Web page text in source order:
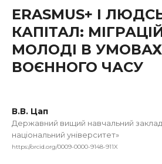
ERASMUS+ І
КАПІТАЛ:
МОЛОДІ В УМОВАХ
ВОЄННОГО ЧАСУ
В.В. Цап
Державний вищий навчальний
національний університет»
https://orcid.org/0009-0000-9148-911X